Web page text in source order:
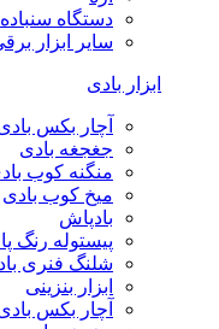
دستگاه
سایر ابزار
ابزار بادی
آچار بکس
جغجغه بادی
منگنه کوب
میخ کوب بادی
بادپاش
پیستوله رنگ
شلنگ فنری باد
ابزار بنزینی
آچار بکس